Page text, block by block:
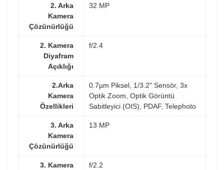
2. Arka
Kamera
Çözünürlüğü
32 MP
2. Kamera
Diyafram
Açıklığı
f/2.4
2.Arka
Kamera
Özellikleri
0.7µm Piksel, 1/3.2" Sensör, 3x
Optik Zoom, Optik Görüntü
Sabitleyici (OIS), PDAF, Telephoto
3. Arka
Kamera
Çözünürlüğü
13 MP
3. Kamera
f/2.2